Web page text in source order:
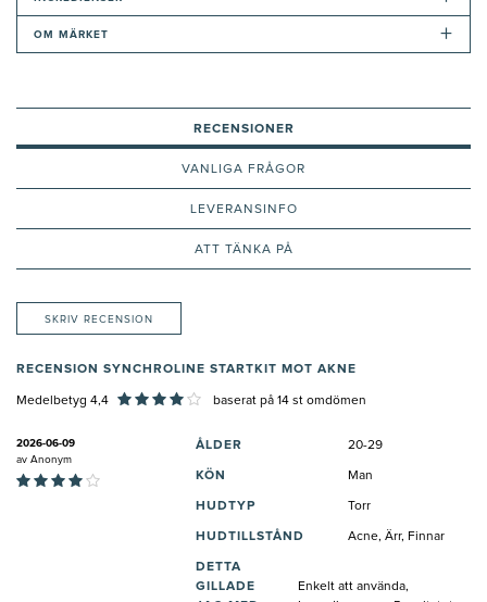
OM MÄRKET +
RECENSIONER
VANLIGA FRÅGOR
LEVERANSINFO
ATT TÄNKA PÅ
SKRIV RECENSION
RECENSION SYNCHROLINE STARTKIT MOT AKNE
Medelbetyg 4,4 baserat på 14 st omdömen
2026-06-09
av Anonym
ÅLDER 20-29
KÖN Man
HUDTYP Torr
HUDTILLSTÅND Acne, Ärr, Finnar
DETTA
GILLADE
Enkelt att använda,